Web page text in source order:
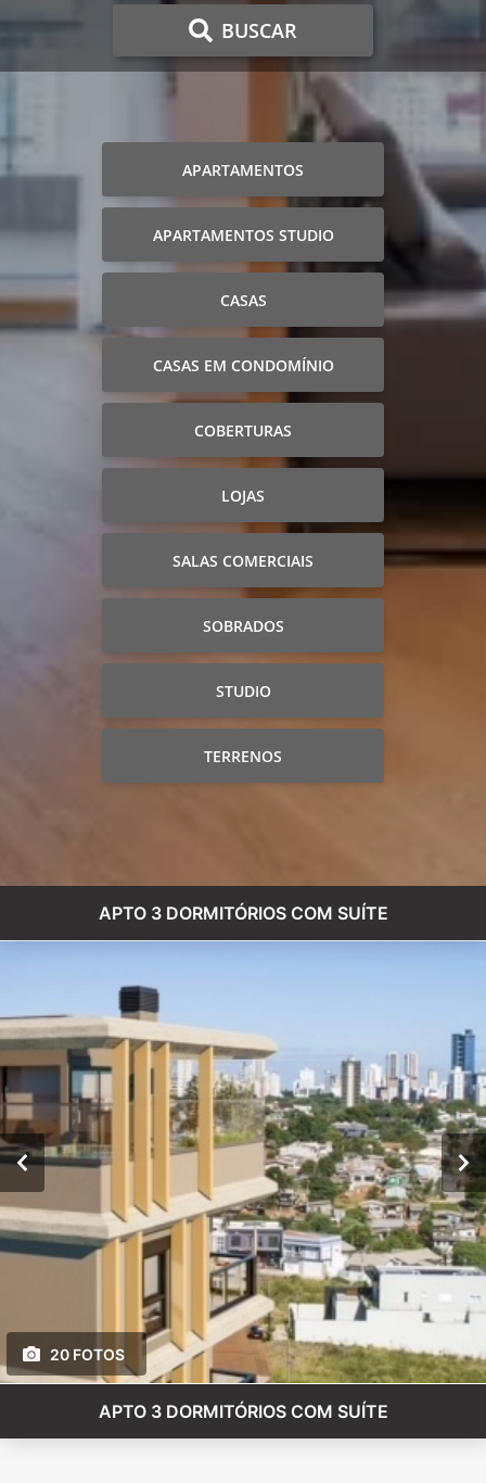
BUSCAR
APARTAMENTOS
APARTAMENTOS STUDIO
CASAS
CASAS EM CONDOMÍNIO
COBERTURAS
LOJAS
SALAS COMERCIAIS
SOBRADOS
STUDIO
TERRENOS
APTO 3 DORMITÓRIOS COM SUÍTE
20 FOTOS
APTO 3 DORMITÓRIOS COM SUÍTE